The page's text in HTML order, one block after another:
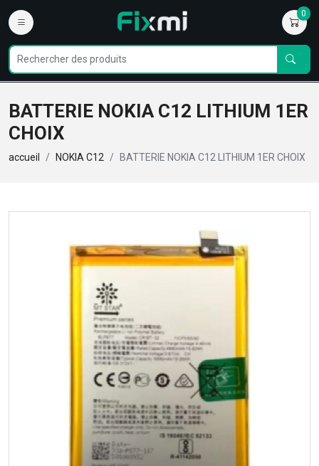
0
BATTERIE NOKIA C12 LITHIUM 1ER
CHOIX
accueil NOKIA C12 BATTERIE NOKIA C12 LITHIUM 1ER CHOIX